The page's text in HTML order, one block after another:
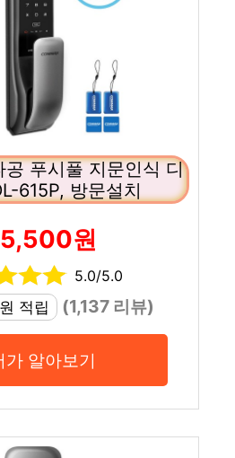
푸시풀 지문인식 디
615P, 방문설치
원
5.0/5.0
적립
(1,137 리뷰)
가 알아보기